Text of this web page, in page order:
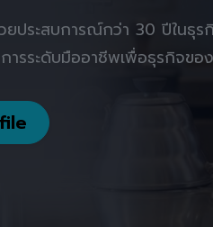
ประสบการณ์กว่า 30 ปีในธุร
ารระดับมืออาชีพเพื่อธุรกิจข